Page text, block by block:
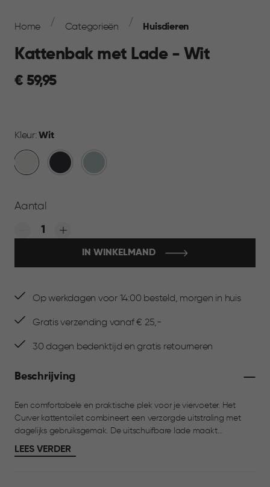
Navigation
Home Categorieën Huisdieren
Kattenbak met Lade - Wit
€
€ 59,95
Kleur:Wit
Wit
Cool
Grijs
Mistig
Blauw
Aantal
Quantity:
IN WINKELMAND
Op werkdagen voor 14:00 besteld, morgen in huis
Gratis verzending vanaf € 25,-
30 dagen bedenktijd en gratis retourneren
Beschrijving
Een comfortabele en praktische plek voor je viervoeter. Het
Curver kattentoilet combineert een verzorgde uitstraling met
dagelijks gebruiksgemak. De uitschuifbare lade maakt
schoonmaken eenvoudig en het geurfilter helpt luchtjes te
verminderen. Inclusief een schepje en een handig matje om
LEES VERDER